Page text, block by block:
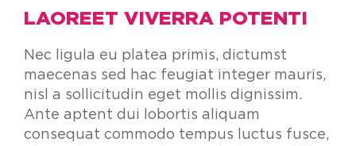
LAOREET VIVERRA POTENTI
Nec ligula eu platea primis, dictumst
maecenas sed hac feugiat integer mauris,
nisl a sollicitudin eget mollis dignissim.
Ante aptent dui lobortis aliquam
consequat commodo tempus luctus fusce,